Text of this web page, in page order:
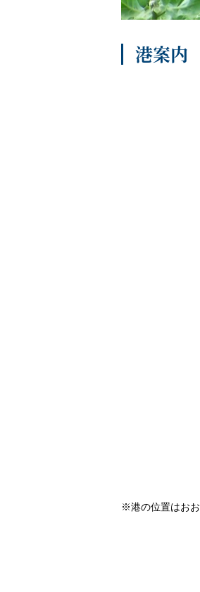
港案内
※港の位置はおお